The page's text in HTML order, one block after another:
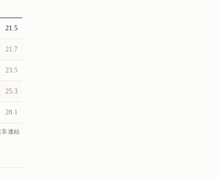
21.5
21.7
23.5
25.3
28.1
非連結